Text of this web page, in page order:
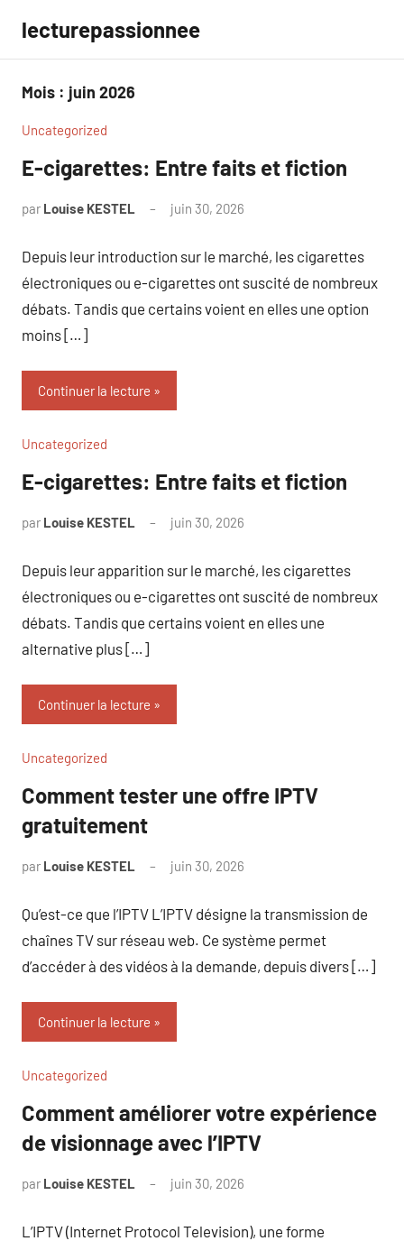
contenu
lecturepassionnee
Mois : juin 2026
Uncategorized
E-cigarettes: Entre faits et fiction
par Louise KESTEL juin 30, 2026
Depuis leur introduction sur le marché, les cigarettes
électroniques ou e-cigarettes ont suscité de nombreux
débats. Tandis que certains voient en elles une option
moins […]
Continuer la lecture
Uncategorized
E-cigarettes: Entre faits et fiction
par Louise KESTEL juin 30, 2026
Depuis leur apparition sur le marché, les cigarettes
électroniques ou e-cigarettes ont suscité de nombreux
débats. Tandis que certains voient en elles une
alternative plus […]
Continuer la lecture
Uncategorized
Comment tester une offre IPTV
gratuitement
par Louise KESTEL juin 30, 2026
Qu’est-ce que l’IPTV L’IPTV désigne la transmission de
chaînes TV sur réseau web. Ce système permet
d’accéder à des vidéos à la demande, depuis divers […]
Continuer la lecture
Uncategorized
Comment améliorer votre expérience
de visionnage avec l’IPTV
par Louise KESTEL juin 30, 2026
L’IPTV (Internet Protocol Television), une forme